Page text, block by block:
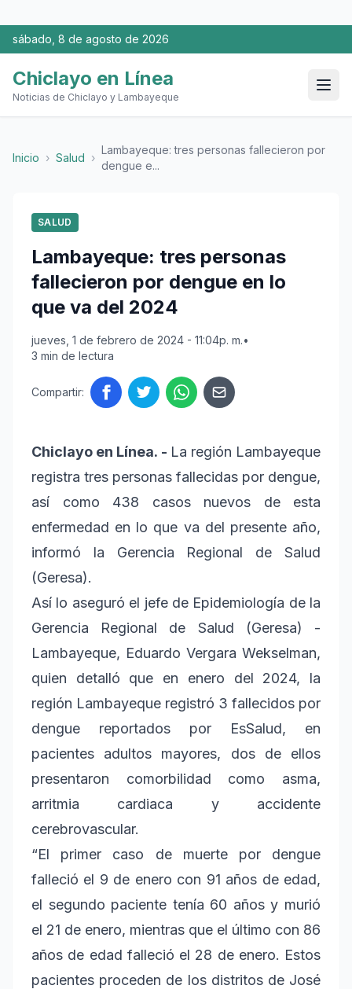
sábado, 8 de agosto de 2026
Chiclayo en Línea
Noticias de Chiclayo y Lambayeque
Inicio › Salud ›
Lambayeque: tres personas fallecieron por
dengue e...
SALUD
Lambayeque: tres personas
fallecieron por dengue en lo
que va del 2024
jueves, 1 de febrero de 2024 - 11:04p. m.•
3 min de lectura
Compartir:
Chiclayo en Línea. - La región Lambayeque
registra tres personas fallecidas por dengue,
así como 438 casos nuevos de esta
enfermedad en lo que va del presente año,
informó la Gerencia Regional de Salud
(Geresa).
Así lo aseguró el jefe de Epidemiología de la
Gerencia Regional de Salud (Geresa) -
Lambayeque, Eduardo Vergara Wekselman,
quien detalló que en enero del 2024, la
región Lambayeque registró 3 fallecidos por
dengue reportados por EsSalud, en
pacientes adultos mayores, dos de ellos
presentaron comorbilidad como asma,
arritmia cardiaca y accidente
cerebrovascular.
“El primer caso de muerte por dengue
falleció el 9 de enero con 91 años de edad,
el segundo paciente tenía 60 años y murió
el 21 de enero, mientras que el último con 86
años de edad falleció el 28 de enero. Estos
pacientes proceden de los distritos de José